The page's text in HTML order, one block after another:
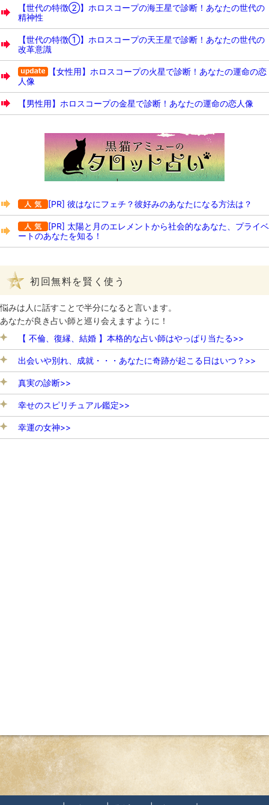
【世代の特徴②】ホロスコープの海王星で診断！あなたの世代の
精神性
【世代の特徴①】ホロスコープの天王星で診断！あなたの世代の
改革意識
【女性用】ホロスコープの火星で診断！あなたの運命の恋
人像
【男性用】ホロスコープの金星で診断！あなたの運命の恋人像
[PR] 彼はなにフェチ？彼好みのあなたになる方法は？
[PR] 太陽と月のエレメントから社会的なあなた、プライベ
ートのあなたを知る！
初回無料を賢く使う
悩みは人に話すことで半分になると言います。
あなたが良き占い師と巡り会えますように！
【 不倫、復縁、結婚 】本格的な占い師はやっぱり当たる>>
出会いや別れ、成就・・・あなたに奇跡が起こる日はいつ？>>
真実の診断>>
幸せのスピリチュアル鑑定>>
幸運の女神>>